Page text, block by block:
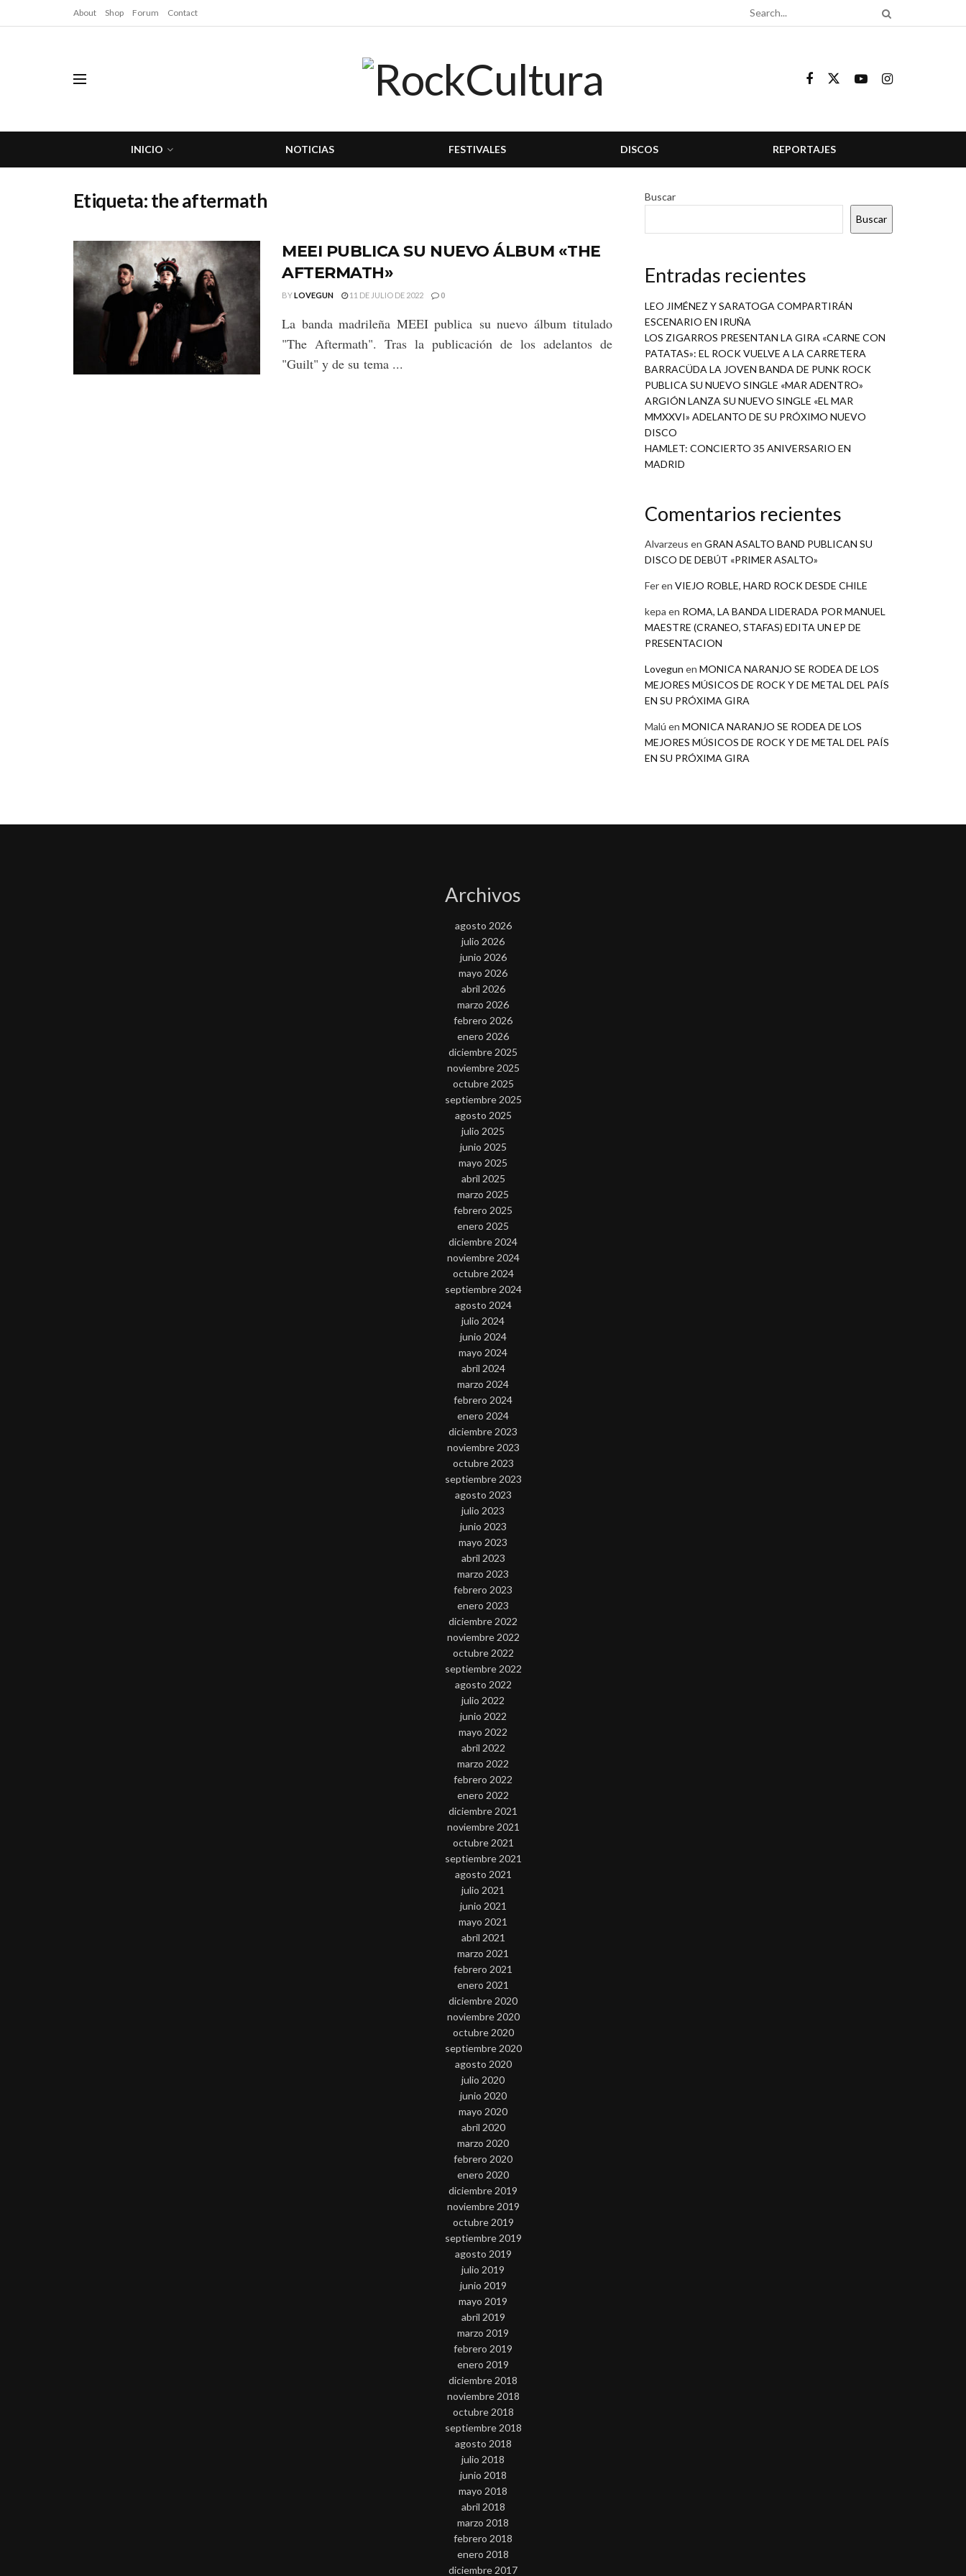
About Shop Forum Contact
INICIO NOTICIAS FESTIVALES DISCOS REPORTAJES
Etiqueta:the aftermath
MEEI PUBLICA SU NUEVO ÁLBUM «THE
AFTERMATH»
BYLOVEGUN 11 DE JULIO DE 2022 0
La banda madrileña MEEI publica su nuevo álbum titulado
"The Aftermath". Tras la publicación de los adelantos de
"Guilt" y de su tema ...
Buscar
Buscar
Entradas recientes
LEO JIMÉNEZ Y SARATOGA COMPARTIRÁN
ESCENARIO EN IRUÑA
LOS ZIGARROS PRESENTAN LA GIRA «CARNE CON
PATATAS»: EL ROCK VUELVE A LA CARRETERA
BARRACÜDA LA JOVEN BANDA DE PUNK ROCK
PUBLICA SU NUEVO SINGLE «MAR ADENTRO»
ARGIÓN LANZA SU NUEVO SINGLE «EL MAR
MMXXVI» ADELANTO DE SU PRÓXIMO NUEVO
DISCO
HAMLET: CONCIERTO 35 ANIVERSARIO EN
MADRID
Comentarios recientes
Alvarzeus en GRAN ASALTO BAND PUBLICAN SU
DISCO DE DEBÚT «PRIMER ASALTO»
Feren VIEJO ROBLE, HARD ROCK DESDE CHILE
kepa en ROMA, LA BANDA LIDERADA POR MANUEL
MAESTRE (CRANEO, STAFAS) EDITA UN EP DE
PRESENTACION
Lovegun en MONICA NARANJO SE RODEA DE LOS
MEJORES MÚSICOS DE ROCK Y DE METAL DEL PAÍS
EN SU PRÓXIMA GIRA
Malú en MONICA NARANJO SE RODEA DE LOS
MEJORES MÚSICOS DE ROCK Y DE METAL DEL PAÍS
EN SU PRÓXIMA GIRA
Archivos
agosto 2026
julio 2026
junio 2026
mayo 2026
abril 2026
marzo 2026
febrero 2026
enero 2026
diciembre 2025
noviembre 2025
octubre 2025
septiembre 2025
agosto 2025
julio 2025
junio 2025
mayo 2025
abril 2025
marzo 2025
febrero 2025
enero 2025
diciembre 2024
noviembre 2024
octubre 2024
septiembre 2024
agosto 2024
julio 2024
junio 2024
mayo 2024
abril 2024
marzo 2024
febrero 2024
enero 2024
diciembre 2023
noviembre 2023
octubre 2023
septiembre 2023
agosto 2023
julio 2023
junio 2023
mayo 2023
abril 2023
marzo 2023
febrero 2023
enero 2023
diciembre 2022
noviembre 2022
octubre 2022
septiembre 2022
agosto 2022
julio 2022
junio 2022
mayo 2022
abril 2022
marzo 2022
febrero 2022
enero 2022
diciembre 2021
noviembre 2021
octubre 2021
septiembre 2021
agosto 2021
julio 2021
junio 2021
mayo 2021
abril 2021
marzo 2021
febrero 2021
enero 2021
diciembre 2020
noviembre 2020
octubre 2020
septiembre 2020
agosto 2020
julio 2020
junio 2020
mayo 2020
abril 2020
marzo 2020
febrero 2020
enero 2020
diciembre 2019
noviembre 2019
octubre 2019
septiembre 2019
agosto 2019
julio 2019
junio 2019
mayo 2019
abril 2019
marzo 2019
febrero 2019
enero 2019
diciembre 2018
noviembre 2018
octubre 2018
septiembre 2018
agosto 2018
julio 2018
junio 2018
mayo 2018
abril 2018
marzo 2018
febrero 2018
enero 2018
diciembre 2017